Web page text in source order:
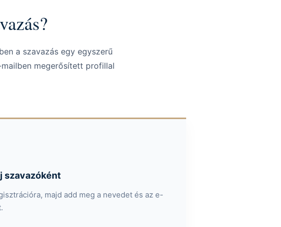
a szavazás egy egyszerű
megerősített profillal
szavazóként
majd add meg a nevedet és az e-